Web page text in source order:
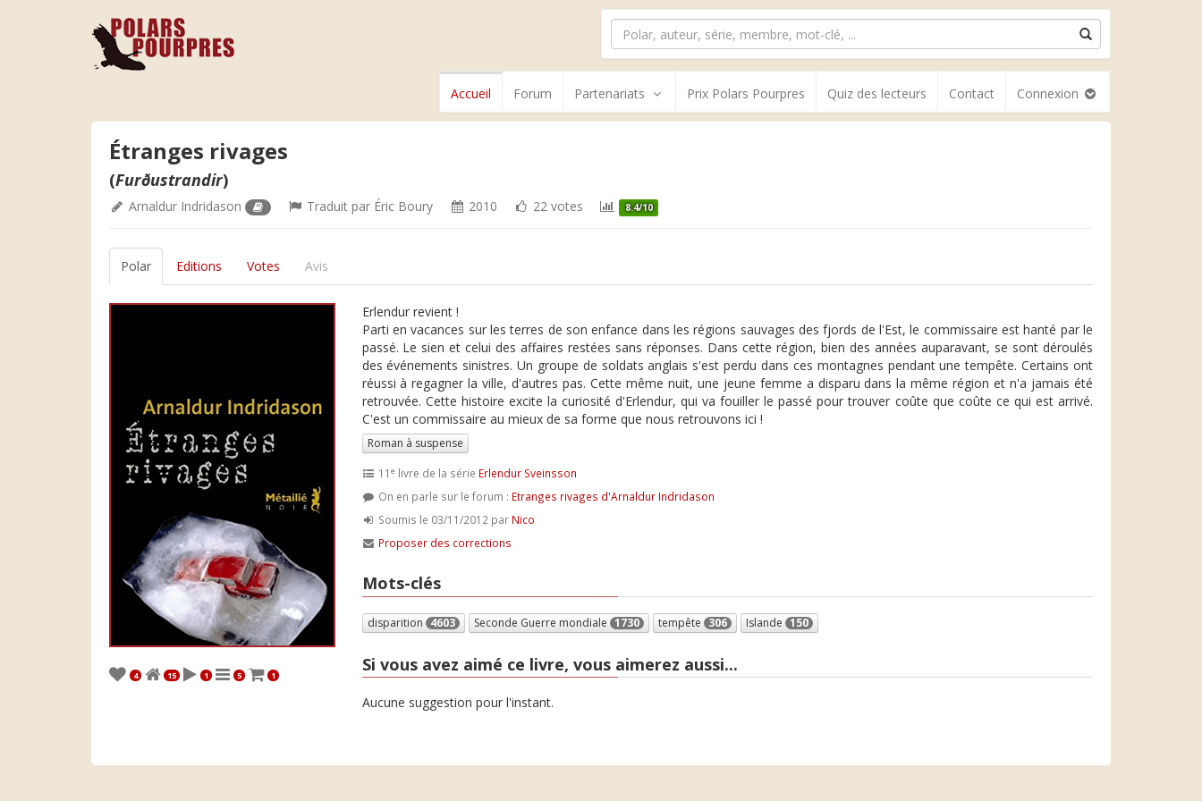
Accueil Forum Partenariats Prix Polars Pourpres Quiz des lecteurs Contact Connexion
Étranges rivages
(Furðustrandir)
Arnaldur Indridason Traduit par Éric Boury 2010 22 votes 8.4/10
Polar Editions Votes Avis
4 15 1 5 1
Erlendur revient !
Parti en vacances sur les terres de son enfance dans les régions sauvages des fjords de l'Est, le commissaire est hanté par le
passé. Le sien et celui des affaires restées sans réponses. Dans cette région, bien des années auparavant, se sont déroulés
des événements sinistres. Un groupe de soldats anglais s'est perdu dans ces montagnes pendant une tempête. Certains ont
réussi à regagner la ville, d'autres pas. Cette même nuit, une jeune femme a disparu dans la même région et n'a jamais été
retrouvée. Cette histoire excite la curiosité d'Erlendur, qui va fouiller le passé pour trouver coûte que coûte ce qui est arrivé.
C'est un commissaire au mieux de sa forme que nous retrouvons ici !
Roman à suspense
11 e livre de la série Erlendur Sveinsson
On en parle sur le forum : Etranges rivages d'Arnaldur Indridason
Soumis le 03/11/2012 par Nico
Proposer des corrections
Mots-clés
disparition 4603 Seconde Guerre mondiale 1730 tempête 306 Islande 150
Si vous avez aimé ce livre, vous aimerez aussi...
Aucune suggestion pour l'instant.